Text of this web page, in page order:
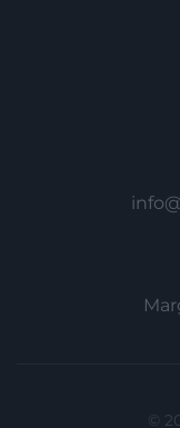
©